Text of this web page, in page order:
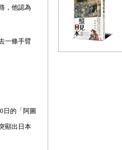
，他認為
一條手臂
日的「阿圖
顯出日本